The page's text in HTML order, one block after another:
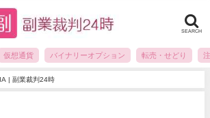
SEARCH
仮想通貨 バイナリーオプション 転売・せどり
| 副業裁判24時